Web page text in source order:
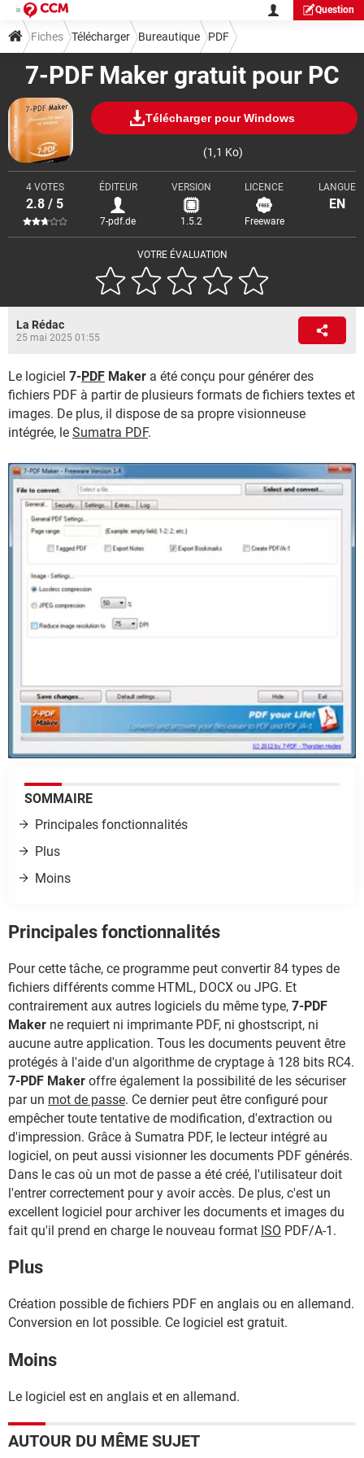
Question
7-PDF Maker gratuit pour PC
Télécharger pour Windows
(1,1 Ko)
VOTRE ÉVALUATION
4 VOTES
2.8 / 5
ÉDITEUR
7-pdf.de
VERSION
1.5.2
LICENCE
Freeware
LANGUE
EN
Fiches Télécharger Bureautique PDF
La Rédac
25 mai 2025 01:55
Le logiciel 7-PDF Maker a été conçu pour générer des
fichiers PDF à partir de plusieurs formats de fichiers textes et
images. De plus, il dispose de sa propre visionneuse
intégrée, le Sumatra PDF.
SOMMAIRE
Principales fonctionnalités
Plus
Moins
Principales fonctionnalités
Pour cette tâche, ce programme peut convertir 84 types de
fichiers différents comme HTML, DOCX ou JPG. Et
contrairement aux autres logiciels du même type, 7-PDF
Maker ne requiert ni imprimante PDF, ni ghostscript, ni
aucune autre application. Tous les documents peuvent être
protégés à l'aide d'un algorithme de cryptage à 128 bits RC4.
7-PDF Maker offre également la possibilité de les sécuriser
par un mot de passe. Ce dernier peut être configuré pour
empêcher toute tentative de modification, d'extraction ou
d'impression. Grâce à Sumatra PDF, le lecteur intégré au
logiciel, on peut aussi visionner les documents PDF générés.
Dans le cas où un mot de passe a été créé, l'utilisateur doit
l'entrer correctement pour y avoir accès. De plus, c'est un
excellent logiciel pour archiver les documents et images du
fait qu'il prend en charge le nouveau format ISO PDF/A-1.
Plus
Création possible de fichiers PDF en anglais ou en allemand.
Conversion en lot possible. Ce logiciel est gratuit.
Moins
Le logiciel est en anglais et en allemand.
AUTOUR DU MÊME SUJET